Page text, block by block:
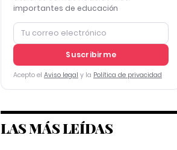
importantes de educación
Suscribirme
Acepto el Aviso legal y la Política de privacidad
LAS MÁS LEÍDAS